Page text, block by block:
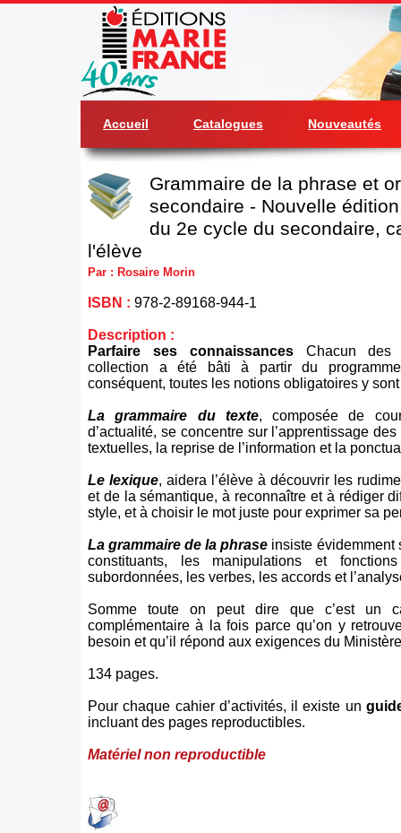
Accueil Catalogues Nouveautés
Grammaire de la phrase et
secondaire - Nouvelle
du 2e cycle du secondaire,
l'élève
Par : Rosaire Morin
ISBN : 978-2-89168-944-1
Description :
Parfaire ses connaissancesChacun des
collection a été bâti à partir du
conséquent, toutes les notions obligatoires y
La grammaire du texte, composée de
d’actualité, se concentre sur l’apprentissage
textuelles, la reprise de l’information et la
Le lexique, aidera l’élève à découvrir les
et de la sémantique, à reconnaître et à rédiger
style, et à choisir le mot juste pour exprimer sa
La grammaire de la phrase insiste évidemment
constituants, les manipulations et
subordonnées, les verbes, les accords et
Somme toute on peut dire que c’est un
complémentaire à la fois parce qu’on y
besoin et qu’il répond aux exigences du
134 pages.
Pour chaque cahier d’activités, il existe un
incluant des pages reproductibles.
Matériel non reproductible